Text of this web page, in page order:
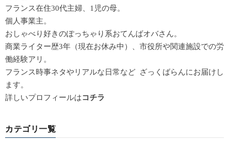
フランス在住30代主婦、1児の母。
個人事業主。
おしゃべり好きのぽっちゃり系おてんばオバさん。
商業ライター歴3年（現在お休み中）、市役所や関連施設での労
働経験アリ。
フランス時事ネタやリアルな日常など ざっくばらんにお届けし
ます。
詳しいプロフィールはコチラ
カテゴリ一覧